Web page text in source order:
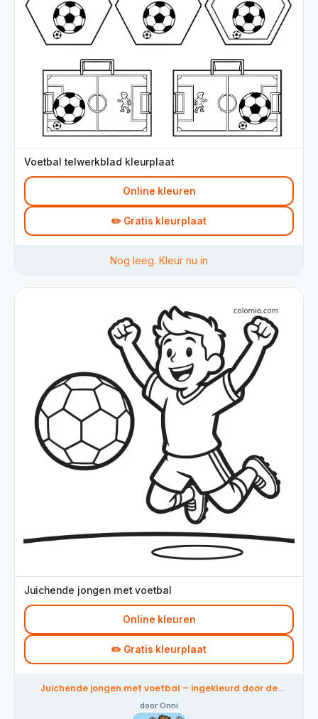
Voetbal telwerkblad kleurplaat
Online kleuren
✏️ Gratis kleurplaat
Nog leeg. Kleur nu in
Juichende jongen met voetbal
Online kleuren
✏️ Gratis kleurplaat
Juichende jongen met voetbal – ingekleurd door de
door Onni